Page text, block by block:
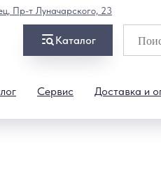
Каталог
Сервис Доставка и
Пр-т Луначарского, 23